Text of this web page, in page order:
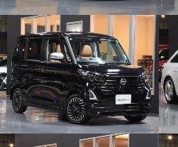
商談中
商談中